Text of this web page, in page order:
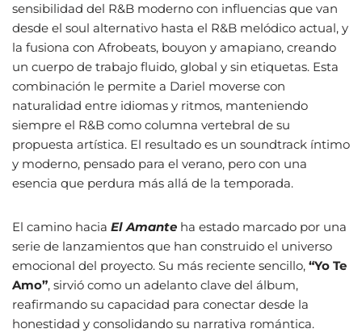
sensibilidad del R&B moderno con influencias que van
desde el soul alternativo hasta el R&B melódico actual, y
la fusiona con Afrobeats, bouyon y amapiano, creando
un cuerpo de trabajo fluido, global y sin etiquetas. Esta
combinación le permite a Dariel moverse con
naturalidad entre idiomas y ritmos, manteniendo
siempre el R&B como columna vertebral de su
propuesta artística. El resultado es un soundtrack íntimo
y moderno, pensado para el verano, pero con una
esencia que perdura más allá de la temporada.
El camino hacia El Amante ha estado marcado por una
serie de lanzamientos que han construido el universo
emocional del proyecto. Su más reciente sencillo, “Yo Te
Amo”, sirvió como un adelanto clave del álbum,
reafirmando su capacidad para conectar desde la
honestidad y consolidando su narrativa romántica.